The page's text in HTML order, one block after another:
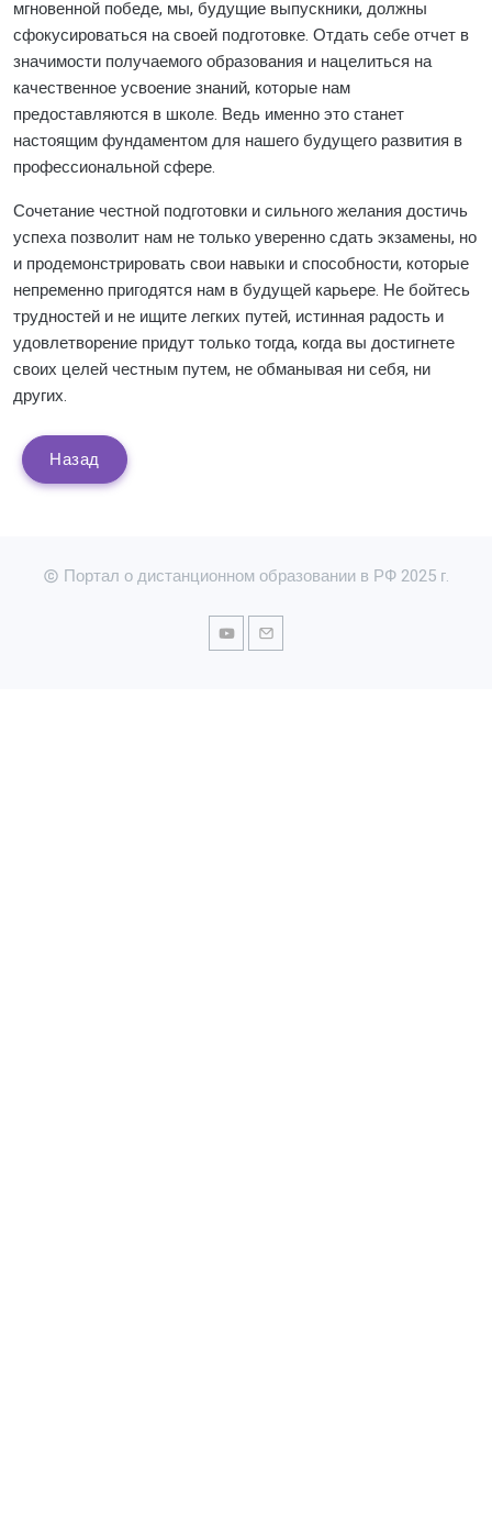
мгновенной победе, мы, будущие выпускники, должны
сфокусироваться на своей подготовке. Отдать себе отчет в
значимости получаемого образования и нацелиться на
качественное усвоение знаний, которые нам
предоставляются в школе. Ведь именно это станет
настоящим фундаментом для нашего будущего развития в
профессиональной сфере.
Сочетание честной подготовки и сильного желания достичь
успеха позволит нам не только уверенно сдать экзамены, но
и продемонстрировать свои навыки и способности, которые
непременно пригодятся нам в будущей карьере. Не бойтесь
трудностей и не ищите легких путей, истинная радость и
удовлетворение придут только тогда, когда вы достигнете
своих целей честным путем, не обманывая ни себя, ни
других.
Назад
Портал о дистанционном образовании в РФ 2025 г.